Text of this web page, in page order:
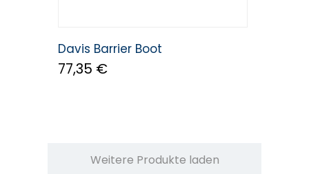
Davis Barrier Boot
77,35 €
Weitere Produkte laden